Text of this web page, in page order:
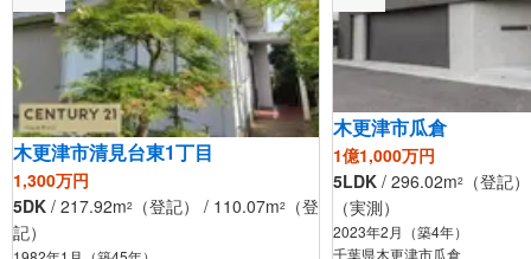
木更津市清見台東1丁目
1,300万円
5DK / 217.92m2 （登記） / 110.07m2
（登
記）
木更津市瓜倉
1億1,000万円
5LDK / 296.02m2
（登記
（実測）
2023年2月（築4年）
千葉県木更津市瓜倉